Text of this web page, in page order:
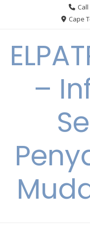
Call
Cape
–